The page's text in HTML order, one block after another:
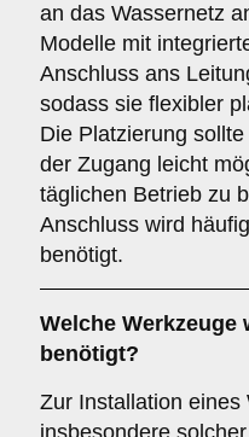
an das Wassernetz
Modelle mit
Anschluss ans
sodass sie flexibler
Die Platzierung
der Zugang leicht
täglichen Betrieb zu
Anschluss wird
benötigt.
Welche Werkzeuge
benötigt?
Zur Installation eines
insbesondere